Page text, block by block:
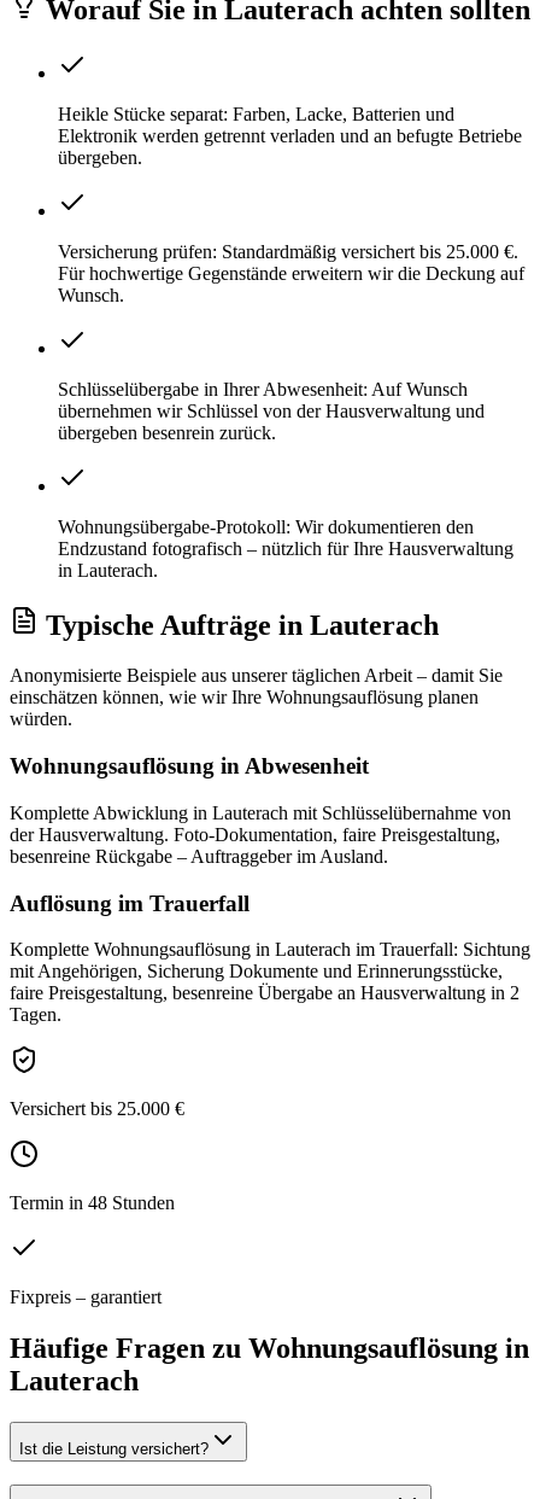
Worauf Sie in Lauterach achten sollten
Heikle Stücke separat: Farben, Lacke, Batterien und
Elektronik werden getrennt verladen und an befugte Betriebe
übergeben.
Versicherung prüfen: Standardmäßig versichert bis 25.000 €.
Für hochwertige Gegenstände erweitern wir die Deckung auf
Wunsch.
Schlüsselübergabe in Ihrer Abwesenheit: Auf Wunsch
übernehmen wir Schlüssel von der Hausverwaltung und
übergeben besenrein zurück.
Wohnungsübergabe-Protokoll: Wir dokumentieren den
Endzustand fotografisch – nützlich für Ihre Hausverwaltung
in Lauterach.
Typische Aufträge in Lauterach
Anonymisierte Beispiele aus unserer täglichen Arbeit – damit Sie
einschätzen können, wie wir Ihre Wohnungsauflösung planen
würden.
Wohnungsauflösung in Abwesenheit
Komplette Abwicklung in Lauterach mit Schlüsselübernahme von
der Hausverwaltung. Foto-Dokumentation, faire Preisgestaltung,
besenreine Rückgabe – Auftraggeber im Ausland.
Auflösung im Trauerfall
Komplette Wohnungsauflösung in Lauterach im Trauerfall: Sichtung
mit Angehörigen, Sicherung Dokumente und Erinnerungsstücke,
faire Preisgestaltung, besenreine Übergabe an Hausverwaltung in 2
Tagen.
Versichert bis 25.000 €
Termin in 48 Stunden
Fixpreis – garantiert
Häufige Fragen zu Wohnungsauflösung in
Lauterach
Ist die Leistung versichert?